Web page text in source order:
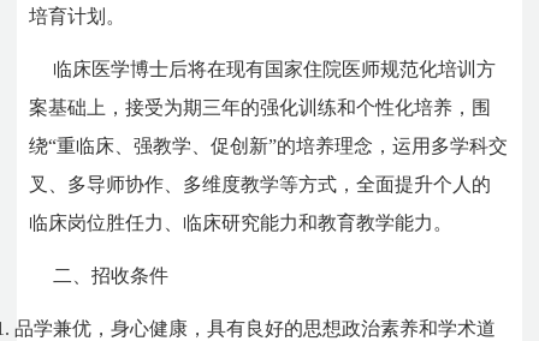
培育计划。
临床医学博士后将在现有国家住院医师规范化培训方
案基础上，接受为期三年的强化训练和个性化培养，围
绕“重临床、强教学、促创新”的培养理念，运用多学科交
叉、多导师协作、多维度教学等方式，全面提升个人的
临床岗位胜任力、临床研究能力和教育教学能力。
二、招收条件
品学兼优，身心健康，具有良好的思想政治素养和学术道